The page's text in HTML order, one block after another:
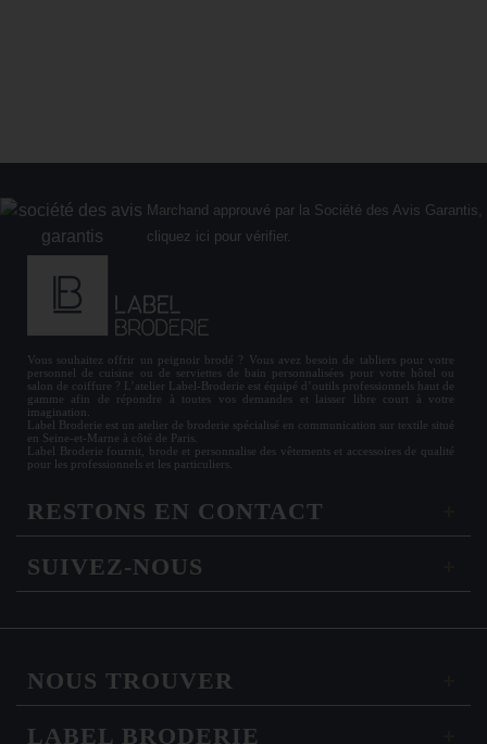
Marchand approuvé par la Société des Avis Garantis,
cliquez ici pour vérifier.
Vous souhaitez offrir un peignoir brodé ? Vous avez besoin de tabliers pour votre
personnel de cuisine ou de serviettes de bain personnalisées pour votre hôtel ou
salon de coiffure ? L’atelier Label-Broderie est équipé d’outils professionnels haut de
gamme afin de répondre à toutes vos demandes et laisser libre court à votre
imagination.
Label Broderie est un atelier de broderie spécialisé en communication sur textile situé
en Seine-et-Marne à côté de Paris.
Label Broderie fournit, brode et personnalise des vêtements et accessoires de qualité
pour les professionnels et les particuliers.
RESTONS EN CONTACT
SUIVEZ-NOUS
NOUS TROUVER
LABEL BRODERIE